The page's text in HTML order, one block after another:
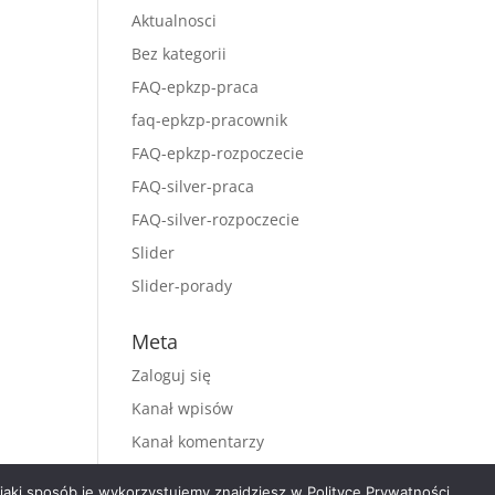
Aktualnosci
Bez kategorii
FAQ-epkzp-praca
faq-epkzp-pracownik
FAQ-epkzp-rozpoczecie
FAQ-silver-praca
FAQ-silver-rozpoczecie
Slider
Slider-porady
Meta
Zaloguj się
Kanał wpisów
Kanał komentarzy